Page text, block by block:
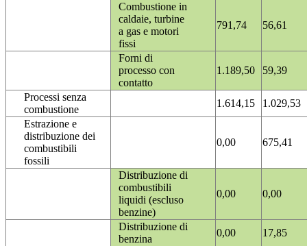
Combustione in
caldaie, turbine
a gas e motori
fissi
791,74 56,61
Forni di
processo con
contatto
1.189,50 59,39
Processi senza
combustione
1.614,15
1.029,53
Estrazione e
distribuzione dei
combustibili
fossili
0,00 675,41
Distribuzione di
combustibili
liquidi (escluso
benzine)
0,00 0,00
Distribuzione di
benzina
0,00
17,85